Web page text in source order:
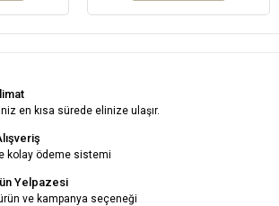
en kısa sürede elinize ulaşır.
kolay ödeme sistemi
Yelpazesi
ve kampanya seçeneği